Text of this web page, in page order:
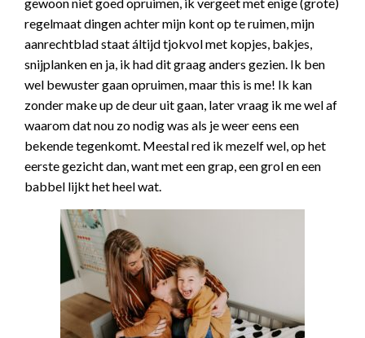
regelmaat dingen achter mijn kont op te ruimen, mijn
aanrechtblad staat áltijd tjokvol met kopjes, bakjes,
snijplanken en ja, ik had dit graag anders gezien. Ik ben
wel bewuster gaan opruimen, maar this is me! Ik kan
zonder make up de deur uit gaan, later vraag ik me wel af
waarom dat nou zo nodig was als je weer eens een
bekende tegenkomt. Meestal red ik mezelf wel, op het
eerste gezicht dan, want met een grap, een grol en een
babbel lijkt het heel wat.